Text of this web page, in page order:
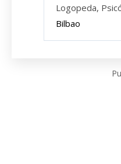
Logopeda,
Bilbao